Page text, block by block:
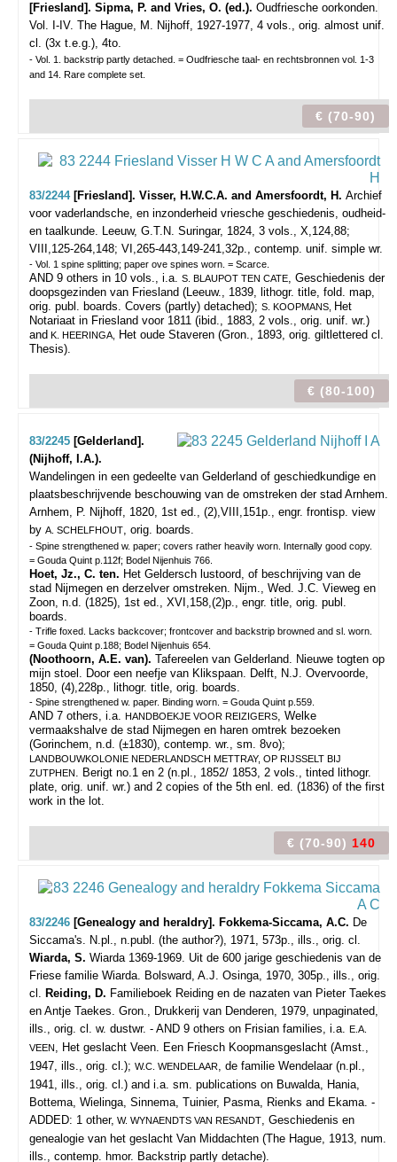
[Friesland]. Sipma, P. and Vries, O. (ed.). Oudfriesche oorkonden.
Vol. I-IV. The Hague, M. Nijhoff, 1927-1977, 4 vols., orig. almost unif.
cl. (3x t.e.g.), 4to.
- Vol. 1. backstrip partly detached. = Oudfriesche taal- en rechtsbronnen vol. 1-3
and 14. Rare complete set.
€ (70-90)
83/2244 [Friesland]. Visser, H.W.C.A. and Amersfoordt, H. Archief
voor vaderlandsche, en inzonderheid vriesche geschiedenis, oudheid-
en taalkunde. Leeuw, G.T.N. Suringar, 1824, 3 vols., X,124,88;
VIII,125-264,148; VI,265-443,149-241,32p., contemp. unif. simple wr.
- Vol. 1 spine splitting; paper ove spines worn. = Scarce.
AND 9 others in 10 vols., i.a. S. BLAUPOT TEN CATE, Geschiedenis der
doopsgezinden van Friesland (Leeuw., 1839, lithogr. title, fold. map,
orig. publ. boards. Covers (partly) detached); S. KOOPMANS,
Het
Notariaat in Friesland voor 1811 (ibid., 1883, 2 vols., orig. unif. wr.)
and K. HEERINGA,
Het oude Staveren (Gron., 1893, orig. giltlettered cl.
Thesis).
€ (80-100)
83/2245 [Gelderland].
(Nijhoff, I.A.).
Wandelingen in een gedeelte van Gelderland of geschiedkundige en
plaatsbeschrijvende beschouwing van de omstreken der stad Arnhem.
Arnhem, P. Nijhoff, 1820, 1st ed., (2),VIII,151p., engr. frontisp. view
by A. SCHELFHOUT, orig. boards.
- Spine strengthened w. paper; covers rather heavily worn. Internally good copy.
= Gouda Quint p.112f; Bodel Nijenhuis 766.
Hoet, Jz., C. ten. Het Geldersch lustoord, of beschrijving van de
stad Nijmegen en derzelver omstreken. Nijm., Wed. J.C. Vieweg en
Zoon, n.d. (1825), 1st ed., XVI,158,(2)p., engr. title, orig. publ.
boards.
- Trifle foxed. Lacks backcover; frontcover and backstrip browned and sl. worn.
= Gouda Quint p.188; Bodel Nijenhuis 654.
(Noothoorn, A.E. van). Tafereelen van Gelderland. Nieuwe togten op
mijn stoel. Door een neefje van Klikspaan. Delft, N.J. Overvoorde,
1850, (4),228p., lithogr. title, orig. boards.
- Spine strengthened w. paper. Binding worn. = Gouda Quint p.559.
AND 7 others, i.a. HANDBOEKJE VOOR REIZIGERS, Welke
vermaakshalve de stad Nijmegen en haren omtrek bezoeken
(Gorinchem, n.d. (±1830), contemp. wr., sm. 8vo);
LANDBOUWKOLONIE NEDERLANDSCH METTRAY, OP RIJSSELT BIJ
ZUTPHEN. Berigt no.1 en 2 (n.pl., 1852/ 1853, 2 vols., tinted lithogr.
plate, orig. unif. wr.) and 2 copies of the 5th enl. ed. (1836) of the first
work in the lot.
€ (70-90) 140
83/2246 [Genealogy and heraldry]. Fokkema-Siccama, A.C. De
Siccama's. N.pl., n.publ. (the author?), 1971, 573p., ills., orig. cl.
Wiarda, S. Wiarda 1369-1969. Uit de 600 jarige geschiedenis van de
Friese familie Wiarda. Bolsward, A.J. Osinga, 1970, 305p., ills., orig.
cl. Reiding, D. Familieboek Reiding en de nazaten van Pieter Taekes
en Antje Taekes. Gron., Drukkerij van Denderen, 1979, unpaginated,
ills., orig. cl. w. dustwr. - AND 9 others on Frisian families, i.a. E.A.
VEEN, Het geslacht Veen. Een Friesch Koopmansgeslacht (Amst.,
1947, ills., orig. cl.); W.C. WENDELAAR, de familie Wendelaar (n.pl.,
1941, ills., orig. cl.) and i.a. sm. publications on Buwalda, Hania,
Bottema, Wielinga, Sinnema, Tuinier, Pasma, Rienks and Ekama. -
ADDED: 1 other, W. WYNAENDTS VAN RESANDT, Geschiedenis en
genealogie van het geslacht Van Middachten (The Hague, 1913, num.
ills., contemp. hmor. Backstrip partly detache).